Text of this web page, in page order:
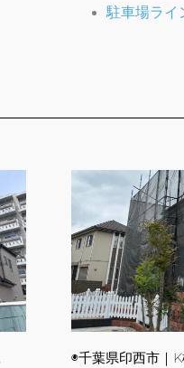
駐車場ライ
◉千葉県印西市｜